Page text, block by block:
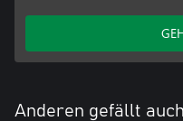
Anderen gefällt auch